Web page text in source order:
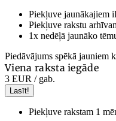
Piekļuve jaunākajiem
Piekļuve rakstu
1x nedēļā jaunāko
Piedāvājums spēkā jauniem
Viena raksta iegāde
3 EUR / gab.
Lasīt!
Piekļuve rakstam 1